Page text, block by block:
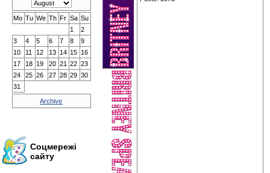
Mo Tu We Th Fr Sa Su
1
2
3
4 5 6 7 8
9
10
11 12 13 14 15 16
17
18 19 20 21 22 23
24
25 26 27 28 29 30
31
Archive
Соцмережі
сайту